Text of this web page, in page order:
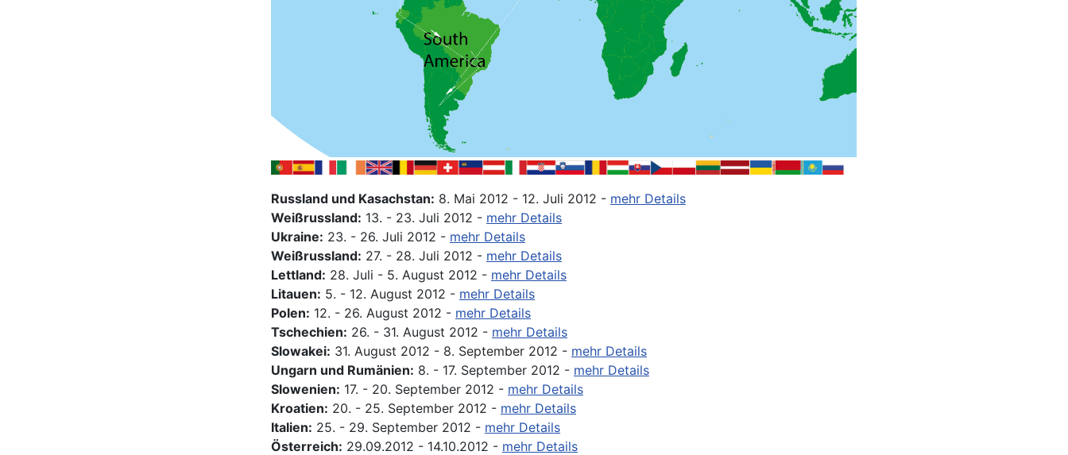
Russland und Kasachstan: 8. Mai 2012 - 12. Juli 2012 - mehr Details
Weißrussland: 13. - 23. Juli 2012 - mehr Details
Ukraine: 23. - 26. Juli 2012 - mehr Details
Weißrussland: 27. - 28. Juli 2012 - mehr Details
Lettland: 28. Juli - 5. August 2012 - mehr Details
Litauen: 5. - 12. August 2012 - mehr Details
Polen: 12. - 26. August 2012 - mehr Details
Tschechien: 26. - 31. August 2012 - mehr Details
Slowakei: 31. August 2012 - 8. September 2012 - mehr Details
Ungarn und Rumänien: 8. - 17. September 2012 - mehr Details
Slowenien: 17. - 20. September 2012 - mehr Details
Kroatien: 20. - 25. September 2012 - mehr Details
Italien: 25. - 29. September 2012 - mehr Details
Österreich: 29.09.2012 - 14.10.2012 - mehr Details